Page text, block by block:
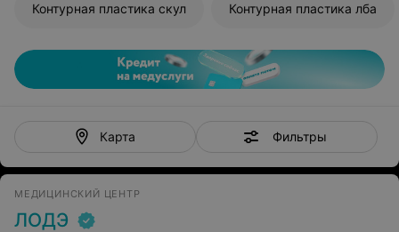
Контурная пластика скул Контурная пластика лба
Карта Фильтры
МЕДИЦИНСКИЙ ЦЕНТР
ЛОДЭ